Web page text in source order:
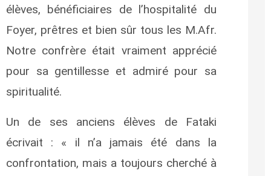
élèves, bénéficiaires de l’hospitalité du
Foyer, prêtres et bien sûr tous les M.Afr.
Notre confrère était vraiment apprécié
pour sa gentillesse et admiré pour sa
spiritualité.
Un de ses anciens élèves de Fataki
écrivait : « il n’a jamais été dans la
confrontation, mais a toujours cherché à